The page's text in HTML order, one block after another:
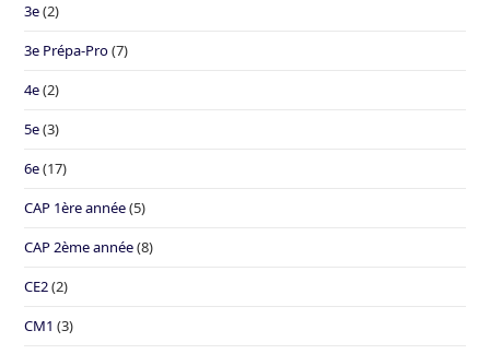
3e(2)
3e Prépa-Pro(7)
4e(2)
5e(3)
6e(17)
CAP 1ère année(5)
CAP 2ème année(8)
CE2(2)
CM1 (3)